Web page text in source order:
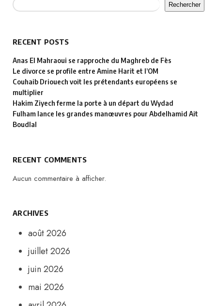
Rechercher
RECENT POSTS
Anas El Mahraoui se rapproche du Maghreb de Fès
Le divorce se profile entre Amine Harit et l’OM
Couhaib Driouech voit les prétendants européens se
multiplier
Hakim Ziyech ferme la porte à un départ du Wydad
Fulham lance les grandes manœuvres pour Abdelhamid Ait
Boudlal
RECENT COMMENTS
Aucun commentaire à afficher.
ARCHIVES
août 2026
juillet 2026
juin 2026
mai 2026